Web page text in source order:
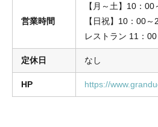
営業時間
【月～土】10：
【日祝】10：00～
レストラン 11：
定休日 なし
HP https://